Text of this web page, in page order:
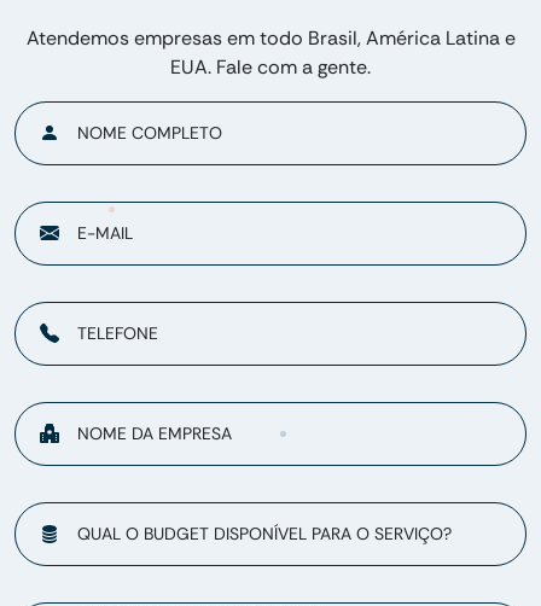
Atendemos empresas em todo Brasil, América Latina e
EUA. Fale com a gente.
NOME COMPLETO
E-MAIL
TELEFONE
NOME DA EMPRESA
QUAL O BUDGET DISPONÍVEL PARA O SERVIÇO?